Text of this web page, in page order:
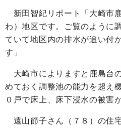
新田智紀リポート「大崎市
わ）地区です。ご覧のように
ていて地区内の排水が追い付
す」
大崎市によりますと鹿島台
めておく調整池の能力を超え
０戸で床上、床下浸水の被害
遠山節子さん（７８）の住